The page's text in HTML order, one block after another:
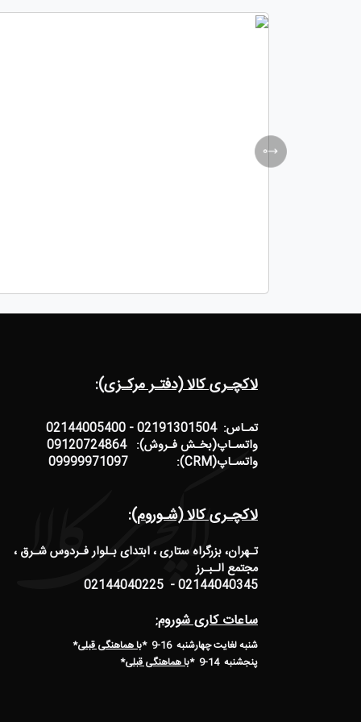
لاکچـری کالا (دفتـر مرکـزی):
تمـاس: 02191301504 - 02144005400
واتسـاپ(بخـش فـروش): 09120724864
واتسـاپ(CRM): 09999971097
لاکچـری کالا (شـوروم):
تـهران، بزرگراه ستاری ، ابتدای بـلوار فـردوس شـرق ،
مجتمع الـبـرز
02144040345 - 02144040225
ساعات کاری شوروم:
شنبه لغایت چهارشنبه 16-9 * با هماهنگی قبلی*
پنجشنبه 14-9
*با هماهنگی قبلی*